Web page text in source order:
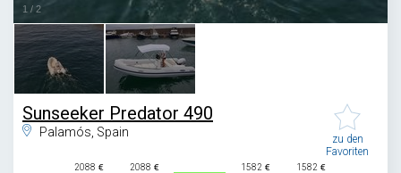
1 / 2
Sunseeker Predator 490
Palamós, Spain
zu den
Favoriten
2088
2088
1582
1582